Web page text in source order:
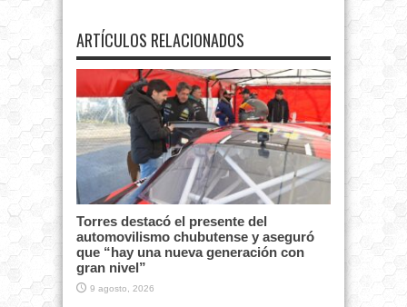
ARTÍCULOS RELACIONADOS
Torres destacó el presente del
automovilismo chubutense y aseguró
que “hay una nueva generación con
gran nivel”
9 agosto, 2026